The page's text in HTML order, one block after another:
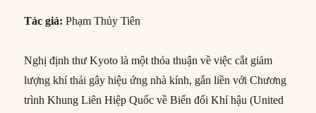
Tác giả: Phạm Thủy Tiên
Nghị định thư Kyoto là một thỏa thuận về việc cắt giảm
lượng khí thải gây hiệu ứng nhà kính, gắn liền với Chương
trình Khung Liên Hiệp Quốc về Biến đổi Khí hậu (United